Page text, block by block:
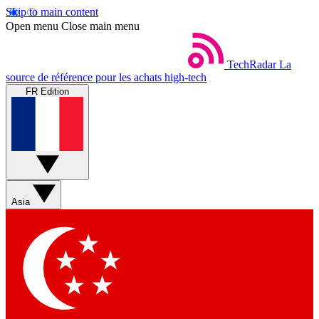
Skip to main content
Open menu Close main menu
TechRadar La
source de référence pour les achats high-tech
FR Edition
Asia